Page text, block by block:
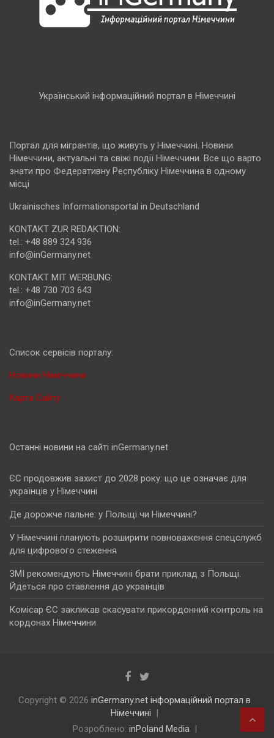
Український інформаційний портал в Німеччині
Портал для мігрантів, що живуть у Німеччині. Новини
Німеччини, актуальні та свіжі події Німеччини. Все що варто
знати про Федеративну Республіку Німеччина в одному
місці
Ukrainisches Informationsportal in Deutschland
KONTAKT ZUR REDAKTION:
tel.: +48 889 324 936
info@inGermany.net
KONTAKT MIT WERBUNG:
tel.: +48 730 703 643
info@inGermany.net
Cписок сервісів порталу:
Новини Німеччини
Карта Сайту
Останні новини на сайті inGermany.net
ЄС продовжив захист до 2028 року: що це означає для
українців у Німеччині
Де дорожче пальне: у Польщі чи Німеччині?
У Німеччині планують розширити повноваження спецслужб
для цифрового стеження
ЗМІ рекомендують Німеччині брати приклад з Польщі.
Йдеться про ставлення до українців
Комісар ЄС закликав скасувати прикордонний контроль на
кордонах Німеччини
Copyright © 2026 inGermany.net інформаційний портал в
Німеччині
Розроблено: inPoland Media